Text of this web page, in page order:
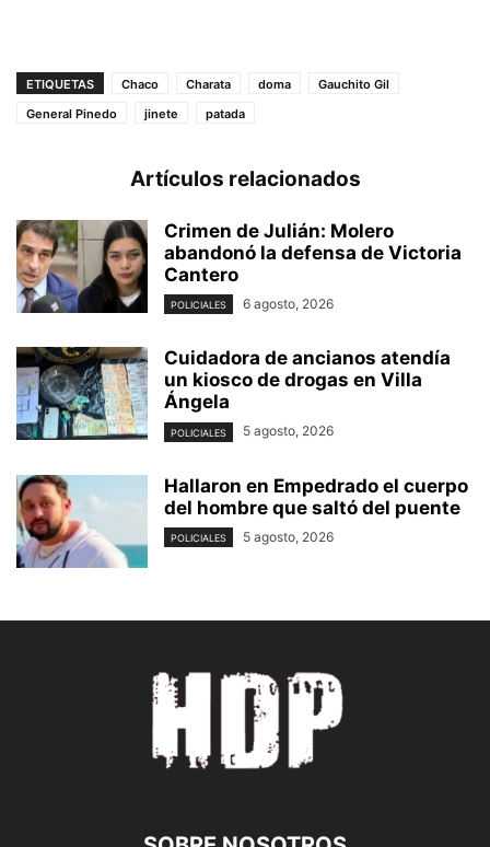
ETIQUETAS Chaco Charata doma
Gauchito Gil
General Pinedo
jinete patada
Artículos relacionados
Crimen de Julián: Molero
abandonó la defensa de Victoria
Cantero
POLICIALES 6 agosto, 2026
Cuidadora de ancianos atendía
un kiosco de drogas en Villa
Ángela
POLICIALES 5 agosto, 2026
Hallaron en Empedrado el cuerpo
del hombre que saltó del puente
POLICIALES 5 agosto, 2026